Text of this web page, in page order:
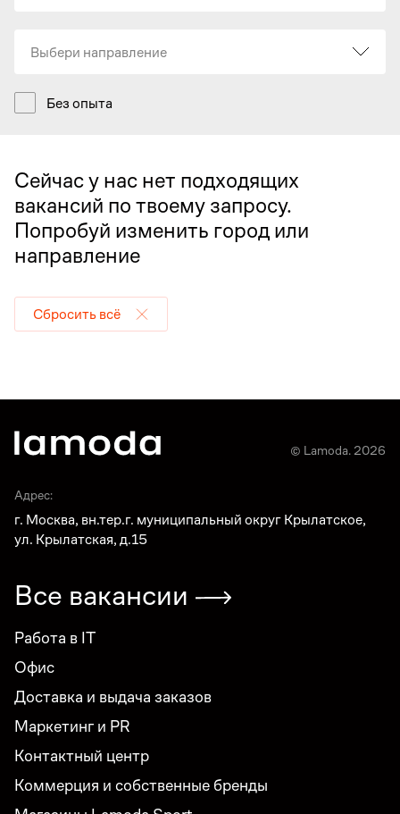
Выбери направление
Без опыта
Сейчас у нас нет подходящих
вакансий по твоему запросу.
Попробуй изменить город или
направление
Сбросить всё
© Lamoda. 2026
Адрес:
г. Москва, вн.тер.г. муниципальный округ Крылатское,
ул. Крылатская, д.15
Все вакансии
Работа в IT
Офис
Доставка и выдача заказов
Маркетинг и PR
Контактный центр
Коммерция и собственные бренды